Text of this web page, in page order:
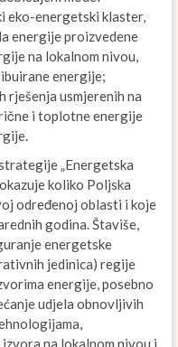
eko-energetski klaster,
energije proizvedene
na lokalnom nivou,
energije;
rješenja usmjerenih na
i toplotne energije
„Energetska
koliko Poljska
određenoj oblasti i koje
godina. Štaviše,
energetske
jedinica) regije
energije, posebno
udjela obnovljivih
na lokalnom nivou i